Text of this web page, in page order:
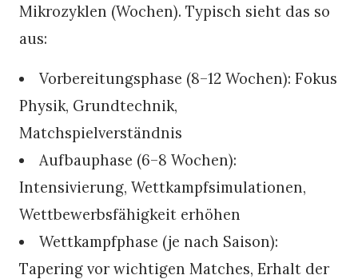
Mikrozyklen (Wochen). Typisch sieht das so
aus:
Vorbereitungsphase (8–12 Wochen): Fokus
Physik, Grundtechnik,
Matchspielverständnis
Aufbauphase (6–8 Wochen):
Intensivierung, Wettkampfsimulationen,
Wettbewerbsfähigkeit erhöhen
Wettkampfphase (je nach Saison):
Tapering vor wichtigen Matches, Erhalt der